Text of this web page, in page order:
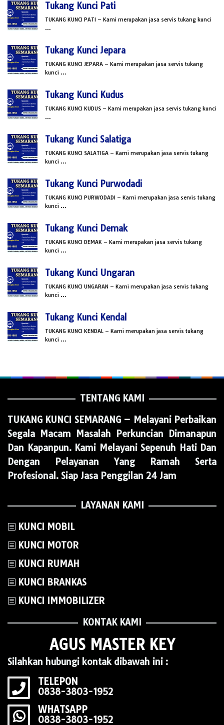
Tukang Kunci Pati
TUKANG KUNCI PATI – Kami merupakan jasa servis tukang kunci
…
Tukang Kunci Jepara
TUKANG KUNCI JEPARA – Kami merupakan jasa servis tukang
kunci …
Tukang Kunci Kudus
TUKANG KUNCI KUDUS – Kami merupakan jasa servis tukang kunci
…
Tukang Kunci Salatiga
TUKANG KUNCI SALATIGA – Kami merupakan jasa servis tukang
kunci …
Tukang Kunci Purwodadi
TUKANG KUNCI PURWODADI – Kami merupakan jasa servis tukang
kunci …
Tukang Kunci Demak
TUKANG KUNCI DEMAK – Kami merupakan jasa servis tukang
kunci …
Tukang Kunci Ungaran
TUKANG KUNCI UNGARAN – Kami merupakan jasa servis tukang
kunci …
Tukang Kunci Kendal
TUKANG KUNCI KENDAL – Kami merupakan jasa servis tukang
kunci …
TENTANG KAMI
TUKANG KUNCI SEMARANG– Melayani Perbaikan
Segala Macam Masalah Perkuncian Dimanapun
Dan Kapanpun. Kami Melayani Sepenuh Hati Dan
Dengan Pelayanan Yang Ramah Serta
Profesional. Siap Jasa Penggilan 24 Jam
LAYANAN KAMI
KUNCI MOBIL
KUNCI MOTOR
KUNCI RUMAH
KUNCI BRANKAS
KUNCI IMMOBILIZER
KONTAK KAMI
AGUS MASTER KEY
Silahkan hubungi kontak dibawah ini :
TELEPON
0838-3803-1952
WHATSAPP
0838-3803-1952